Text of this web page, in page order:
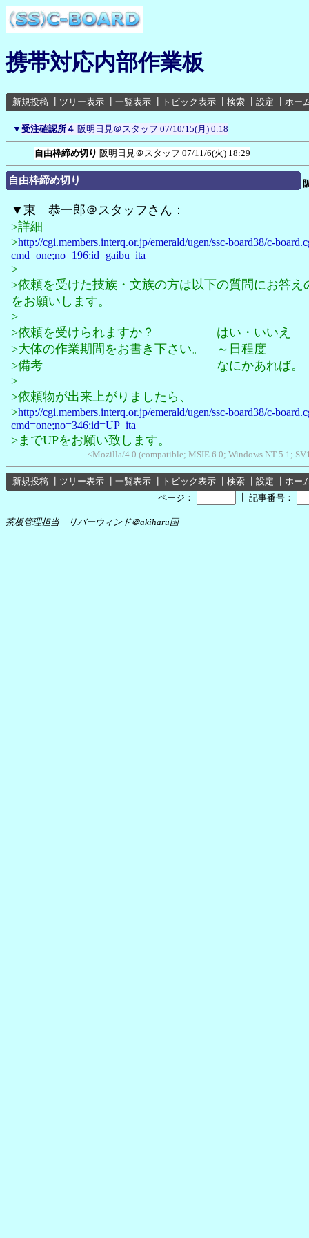
携帯対応内部作業板
新規投稿 ツリー表示 一覧表示 トピック表示 検索 設定 ホー
▼ 受注確認所４ 阪明日見＠スタッフ 07/10/15(月) 0:18
自由枠締め切り 阪明日見＠スタッフ 07/11/6(火) 18:29
自由枠締め切り
▼東 恭一郎＠スタッフさん：
>詳細
>http://cgi.members.interq.or.jp/emerald/ugen/ssc-board38/c-
cmd=one;no=196;id=gaibu_ita
>
>依頼を受けた技族・文族の方は以下の質問にお答え
をお願いします。
>
>依頼を受けられますか？ はい・いいえ
>大体の作業期間をお書き下さい。 ～日程度
>備考 なにかあれば。
>
>依頼物が出来上がりましたら、
>http://cgi.members.interq.or.jp/emerald/ugen/ssc-board38/c-
cmd=one;no=346;id=UP_ita
>までUPをお願い致します。
<Mozilla/4.0 (compatible; MSIE 6.0; Windows NT 5.1;
新規投稿 ツリー表示 一覧表示 トピック表示 検索 設定
ホー
ページ：
記事番号：
茶板管理担当 リバーウィンド＠akiharu国